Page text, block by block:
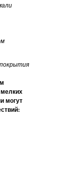
могут